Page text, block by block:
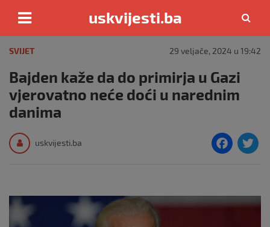
content
uskvijesti.ba
SVIJET 29 veljače, 2024 u 19:42
Bajden kaže da do primirja u Gazi
vjerovatno neće doći u narednim
danima
uskvijesti.ba
F
e